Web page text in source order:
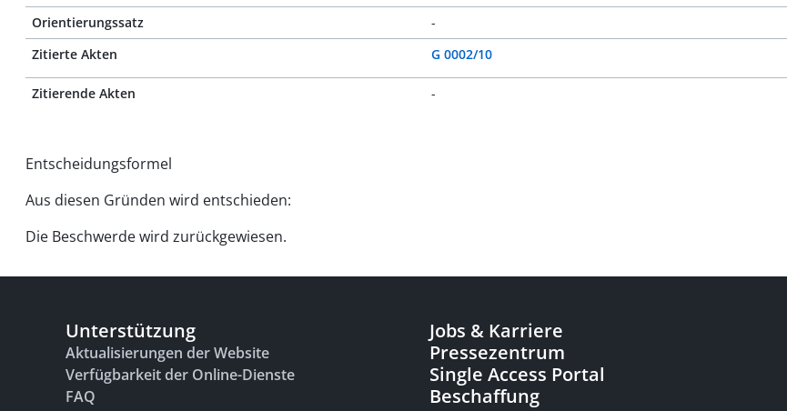
Orientierungssatz
-
Zitierte Akten
G 0002/10
Zitierende Akten -
Entscheidungsformel
Aus diesen Gründen wird entschieden:
Die Beschwerde wird zurückgewiesen.
Unterstützung
Aktualisierungen der Website
Verfügbarkeit der Online-Dienste
FAQ
Jobs & Karriere
Pressezentrum
Single Access Portal
Beschaffung